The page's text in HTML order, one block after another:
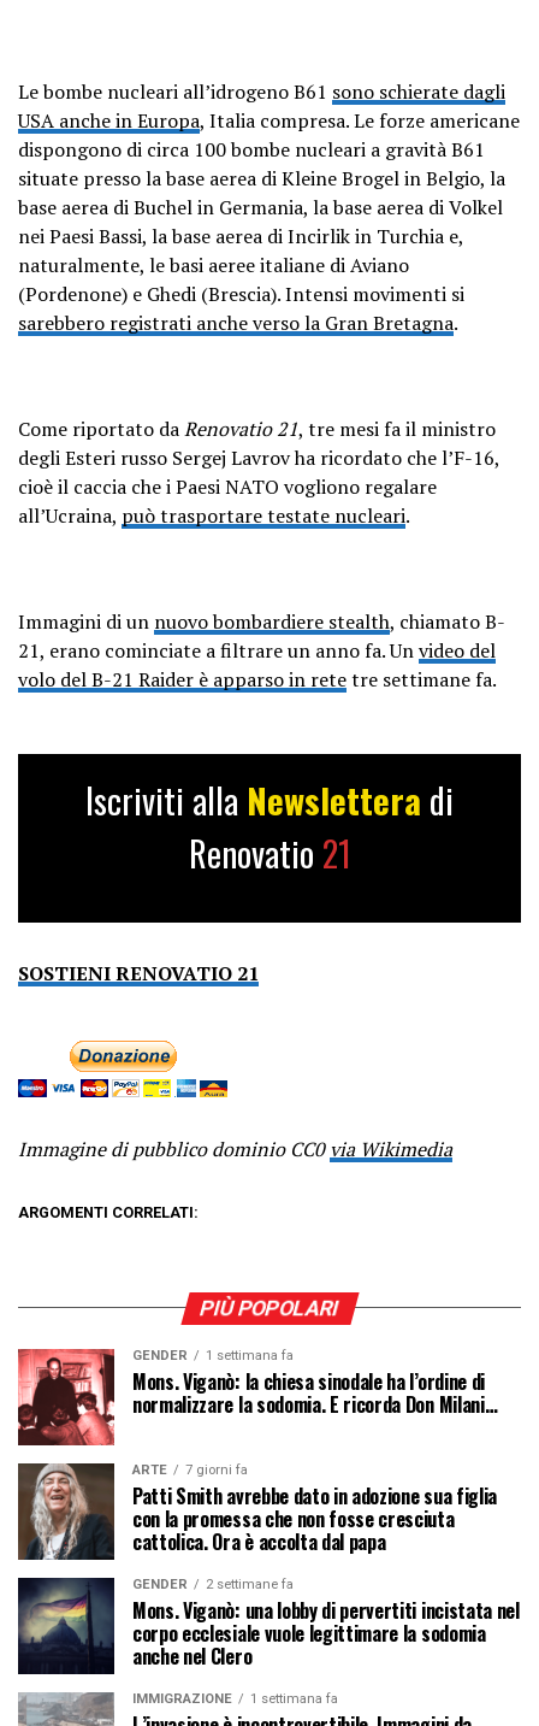
Le bombe nucleari all’idrogeno B61 sono schierate dagli
USA anche in Europa, Italia compresa. Le forze americane
dispongono di circa 100 bombe nucleari a gravità B61
situate presso la base aerea di Kleine Brogel in Belgio, la
base aerea di Buchel in Germania, la base aerea di Volkel
nei Paesi Bassi, la base aerea di Incirlik in Turchia e,
naturalmente, le basi aeree italiane di Aviano
(Pordenone) e Ghedi (Brescia). Intensi movimenti si
sarebbero registrati anche verso la Gran Bretagna.
Come riportato daRenovatio 21, tre mesi fa il ministro
degli Esteri russo Sergej Lavrov ha ricordato che l’F-16,
cioè il caccia che i Paesi NATO vogliono regalare
all’Ucraina, può trasportare testate nucleari.
Immagini di un nuovo bombardiere stealth, chiamato B-
21, erano cominciate a filtrare un anno fa. Unvideo del
volo del B-21 Raider è apparso in retetre settimane fa.
Iscriviti alla Newslettera di
Renovatio 21
SOSTIENI RENOVATIO 21
Immagine di pubblico dominio CC0via Wikimedia
ARGOMENTI CORRELATI:
PIÙ POPOLARI
GENDER 1 settimana fa
Mons. Viganò: la chiesa sinodale ha l’ordine di
normalizzare la sodomia. E ricorda Don Milani…
ARTE 7 giorni fa
Patti Smith avrebbe dato in adozione sua figlia
con la promessa che non fosse cresciuta
cattolica. Ora è accolta dal papa
GENDER 2 settimane fa
Mons. Viganò: una lobby di pervertiti incistata nel
corpo ecclesiale vuole legittimare la sodomia
anche nel Clero
IMMIGRAZIONE 1 settimana fa